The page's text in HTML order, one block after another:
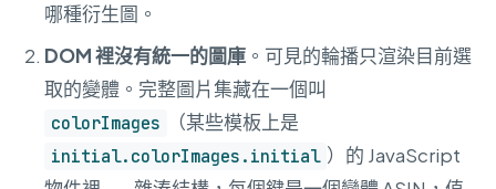
哪種衍生圖。
DOM 裡沒有統一的圖庫 。可見的輪播只渲染目前選
取的變體。完整圖片集藏在一個叫
colorImages （某些模板上是
initial.colorImages.initial ）的 JavaScript